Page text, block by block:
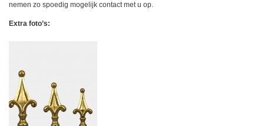
nemen zo spoedig mogelijk contact met u op.
Extra foto’s: